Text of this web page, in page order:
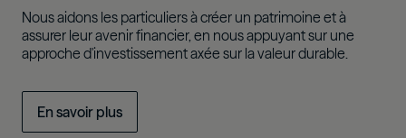
Nous aidons les particuliers à créer un patrimoine et à
assurer leur avenir financier, en nous appuyant sur une
approche d'investissement axée sur la valeur durable.
En savoir plus